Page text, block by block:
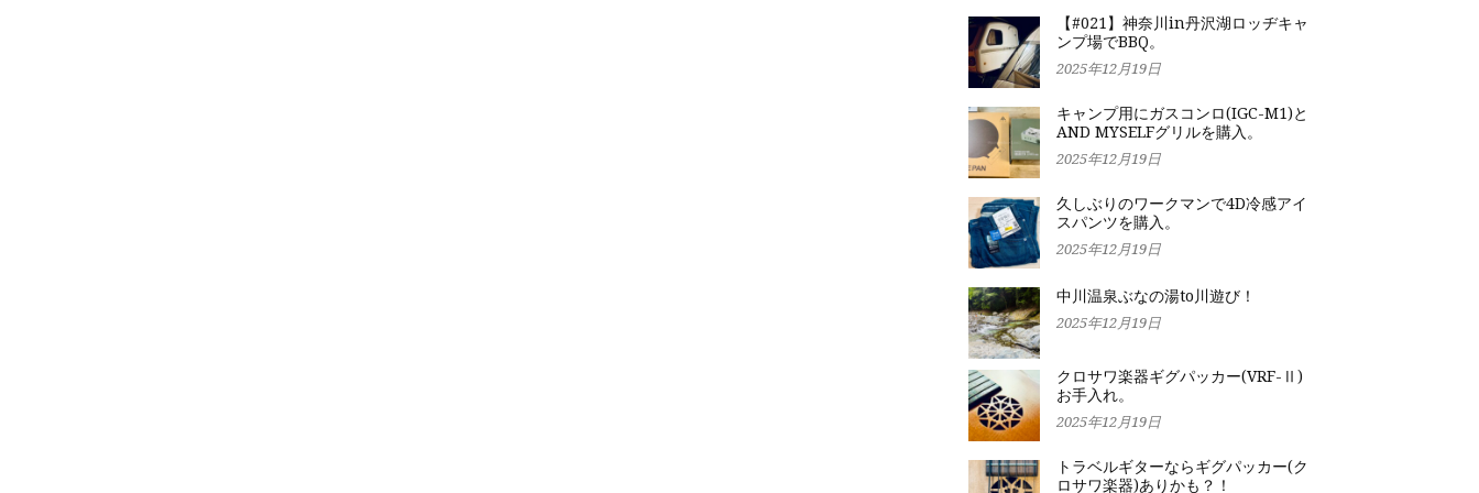
【#021】神奈川in丹沢湖ロッヂキャ
ンプ場でBBQ。
2025年12月19日
キャンプ用にガスコンロ(IGC-M1)と
AND MYSELFグリルを購入。
2025年12月19日
久しぶりのワークマンで4D冷感アイ
スパンツを購入。
2025年12月19日
中川温泉ぶなの湯to川遊び！
2025年12月19日
クロサワ楽器ギグパッカー(VRF-Ⅱ)
お手入れ。
2025年12月19日
トラベルギターならギグパッカー(ク
ロサワ楽器)ありかも？！